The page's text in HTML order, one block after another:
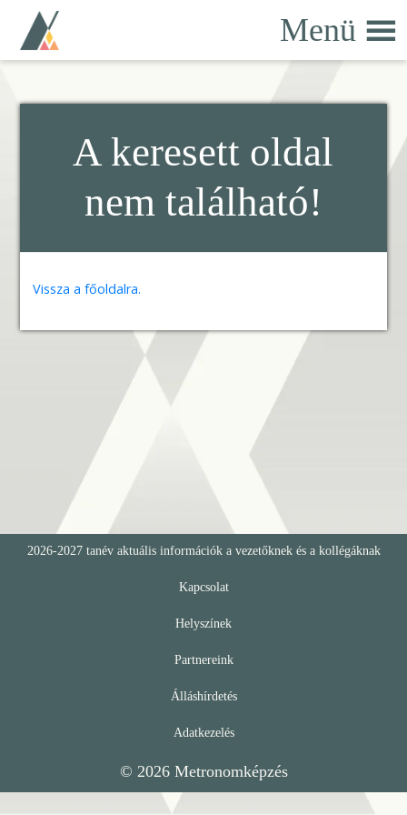
content
Menü
A keresett oldal
nem található!
Vissza a főoldalra.
2026-2027 tanév aktuális információk a vezetőknek és a kollégáknak
Kapcsolat
Helyszínek
Partnereink
Álláshírdetés
Adatkezelés
© 2026 Metronomképzés